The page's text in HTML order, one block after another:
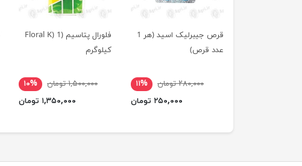
قرص جیبرلیک اسید (هر 1
عدد قرص)
۲۸۰,۰۰۰ تومان
۱۱%
۲۵۰,۰۰۰ تومان
فلورال پتاسیم (Floral K) 1
کیلوگرم
۱,۵۰۰,۰۰۰ تومان
۱۰%
۱,۳۵۰,۰۰۰ تومان